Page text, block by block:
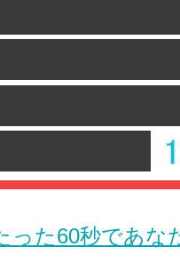
た60秒であな